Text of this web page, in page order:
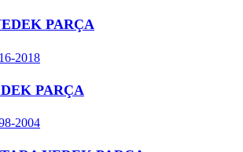
PARÇA
2018
PARÇA
2004